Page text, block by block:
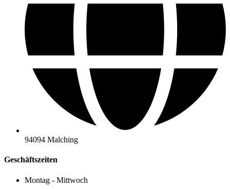
94094 Malching
Geschäftszeiten
Montag - Mittwoch